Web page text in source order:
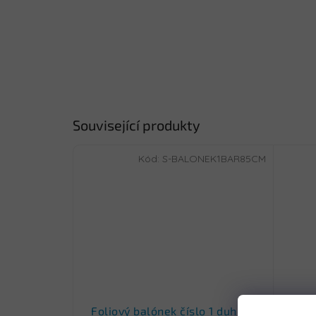
Související produkty
Foliový balónek číslo 1 duhový
Kód: S-BALONEK1BAR85CM